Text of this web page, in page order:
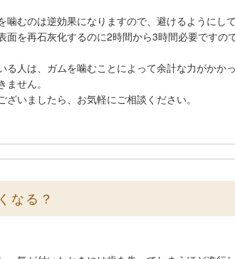
むのは逆効果になりますので、避けるようにして
面を再石灰化するのに2時間から3時間必要ですの
る人は、ガムを噛むことによって余計な力がかか
せん。
いましたら、お気軽にご相談ください。
なる？